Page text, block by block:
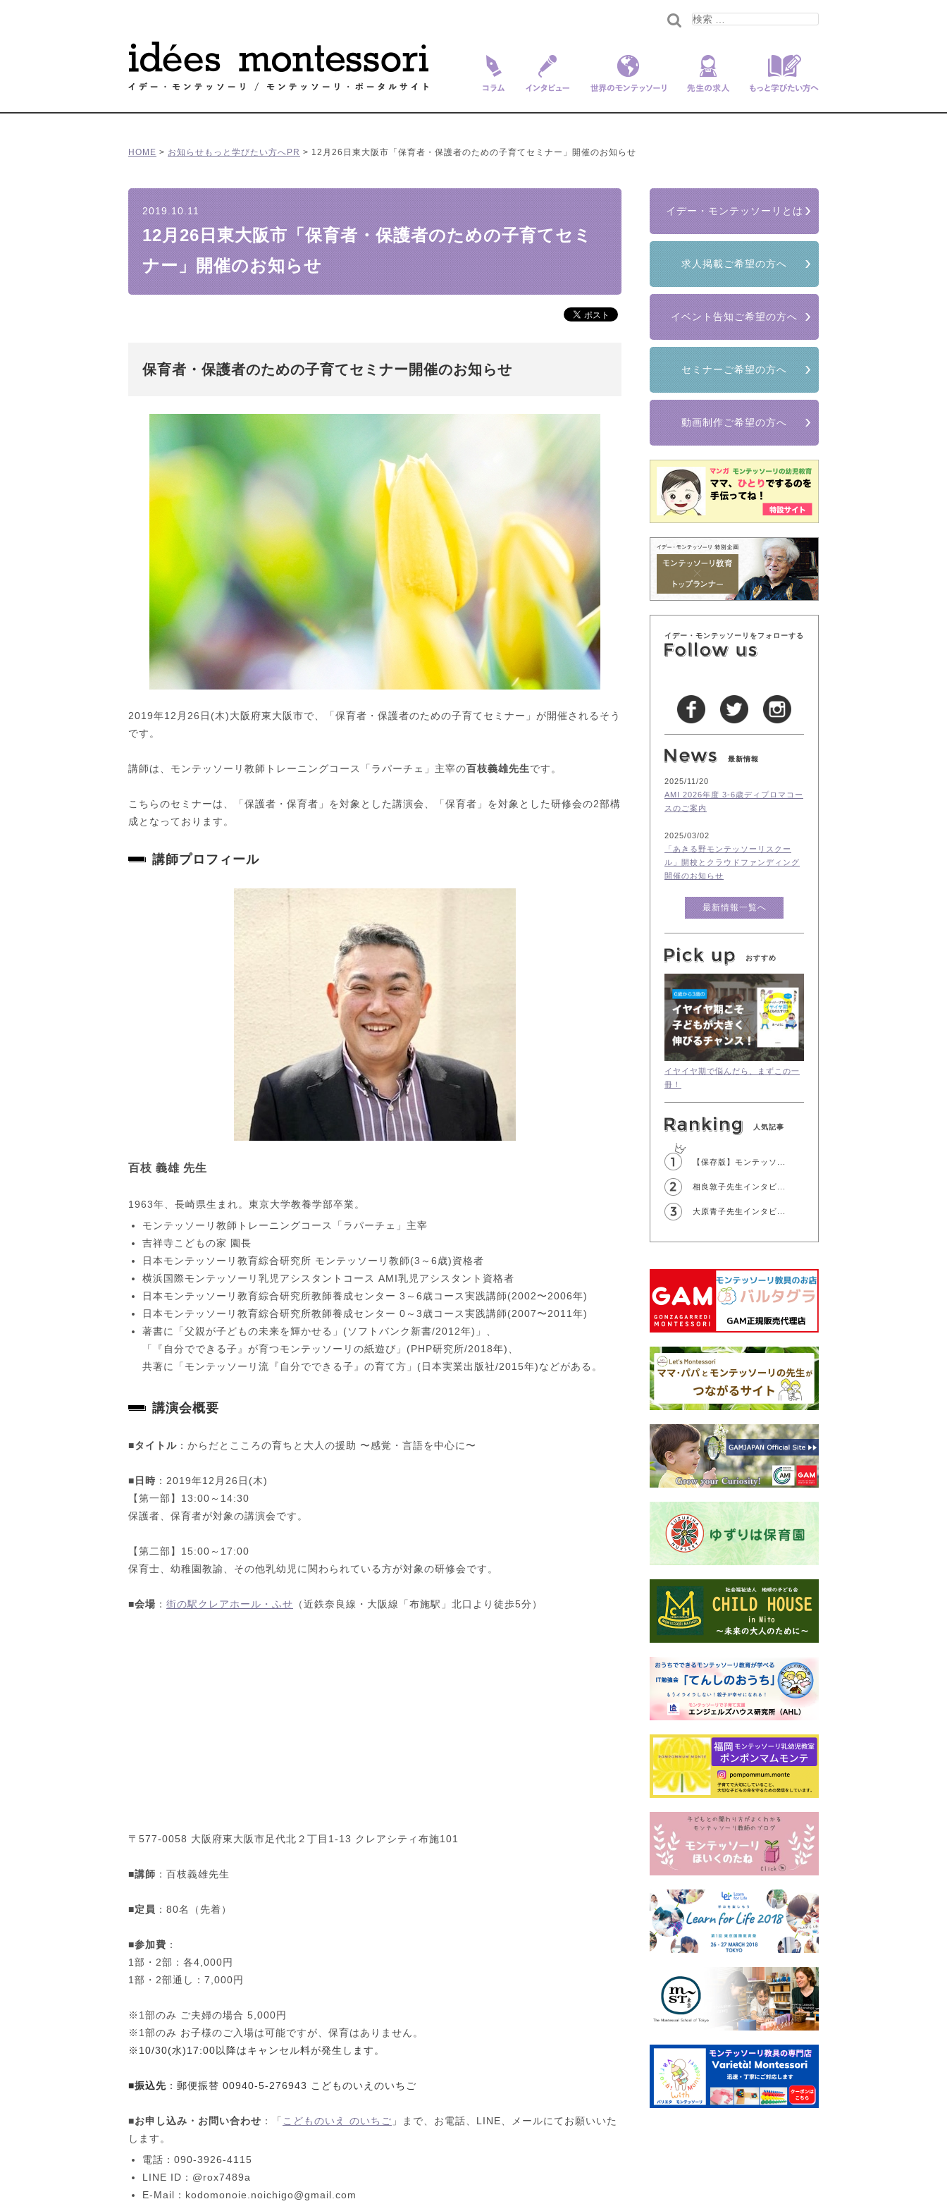
HOME > お知らせ もっと学びたい方へ PR > 12月26日東大阪市「保育者・保護者のための子育てセミナー」開催のお知らせ
2019.10.11
12月26日東大阪市「保育者・保護者のための子育てセミ
ナー」開催のお知らせ
保育者・保護者のための子育てセミナー開催のお知らせ
2019年12月26日(木)大阪府東大阪市で、「保育者・ 保護者のための子育てセミナー」が開催されるそう
です。
講師は、モンテッソーリ教師トレーニングコース「ラパーチェ」主宰の百枝義雄先生です。
こちらのセミナーは、「保護者・保育者」を対象とした講演会、「保育者」を対象とした研修会の2部構
成となっております。
講師プロフィール
百枝 義雄 先生
1963年、長崎県生まれ。東京大学教養学部卒業。
モンテッソーリ教師トレーニングコース「ラパーチェ」主宰
吉祥寺こどもの家 園長
日本モンテッソーリ教育綜合研究所 モンテッソーリ教師(3～6歳)資格者
横浜国際モンテッソーリ乳児アシスタントコース AMI乳児アシスタント資格者
日本モンテッソーリ教育綜合研究所教師養成センター 3～6歳コース実践講師(2002〜2006年)
日本モンテッソーリ教育綜合研究所教師養成センター 0～3歳コース実践講師(2007〜2011年)
著書に「 父親が子どもの未来を輝かせる」(ソフトバンク新書/2012年)」、
「『自分でできる子』が育つモンテッソーリの紙遊び」(PHP研究所/2018年)、
共著に「 モンテッソーリ流 『自分でできる子』 の育て方」(日本実業出版社/2015年)などがある。
講演会概要
■タイトル ：からだとこころの育ちと大人の援助 〜感覚・言語を中心に〜
■日時 ：2019年12月26日(木)
【第一部】13:00～14:30
保護者、保育者が対象の講演会です。
【第二部】15:00～17:00
保育士、幼稚園教諭、その他乳幼児に関わられている方が対象の研修会です。
■会場 ： 街の駅クレアホール・ふせ （近鉄奈良線・大阪線「布施駅」北口より徒歩5分）
〒577-0058 大阪府東大阪市足代北２丁目1-13 クレアシティ布施101
■講師 ：百枝義雄先生
■定員 ：80名（先着）
■参加費 ：
1部・2部：各4,000円
1部・2部通し：7,000円
※1部のみ ご夫婦の場合 5,000円
※1部のみ お子様のご入場は可能ですが、保育はありません。
※10/30(水)17:00以降はキャンセル料が発生します。
■振込先 ：郵便振替 00940-5-276943 こどものいえのいちご
■お申し込み・お問い合わせ ：「 こどものいえ のいちご 」まで、お電話、LINE、メールにてお願いいた
します。
電話：090-3926-4115
LINE ID：@rox7489a
E-Mail：kodomonoie.noichigo@gmail.com
イデー・モンテッソーリとは
求人掲載ご希望の方へ
イベント告知ご希望の方へ
セミナーご希望の方へ
動画制作ご希望の方へ
イデー・モンテッソーリをフォローする
最新情報
2025/11/20
AMI 2026年度 3-6歳ディプロマコー
スのご案内
2025/03/02
「あきる野モンテッソーリスクー
ル」開校とクラウドファンディング
開催のお知らせ
最新情報一覧へ
おすすめ
イヤイヤ期で悩んだら、まずこの一
冊！
人気記事
【保存版】モンテッソ...
相良敦子先生インタビ...
大原青子先生インタビ...